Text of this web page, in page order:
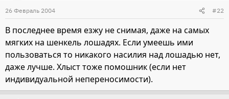
26 Февраль 2004 #22
В последнее время езжу не снимая, даже на самых
мягких на шенкель лошадях. Если умеешь ими
пользоваться то никакого насилия над лошадью нет,
даже лучше. Хлыст тоже помошник (если нет
индивидуальной непереносимости).